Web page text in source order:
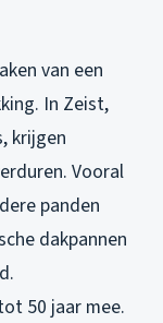
van een
In Zeist,
krijgen
Vooral
panden
dakpannen
50 jaar mee.